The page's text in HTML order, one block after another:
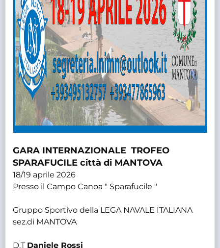
GARA INTERNAZIONALE TROFEO
SPARAFUCILE città di MANTOVA
18/19 aprile 2026
Presso il Campo Canoa " Sparafucile "
Gruppo Sportivo della LEGA NAVALE ITALIANA
sez.di MANTOVA
D.T Daniele Rossi